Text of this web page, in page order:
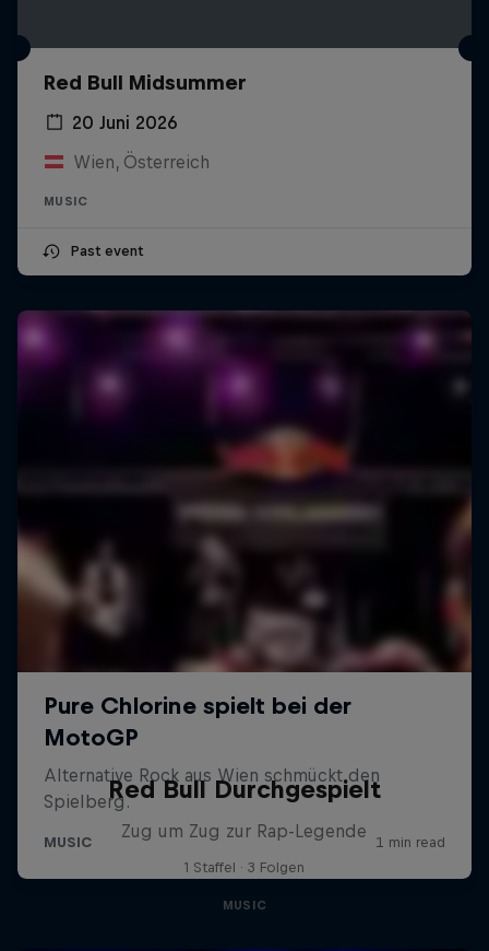
Red Bull Midsummer
20 Juni 2026
Wien, Österreich
MUSIC
Past event
Red Bull Durchgespielt
Zug um Zug zur Rap-Legende
1 Staffel · 3 Folgen
MUSIC